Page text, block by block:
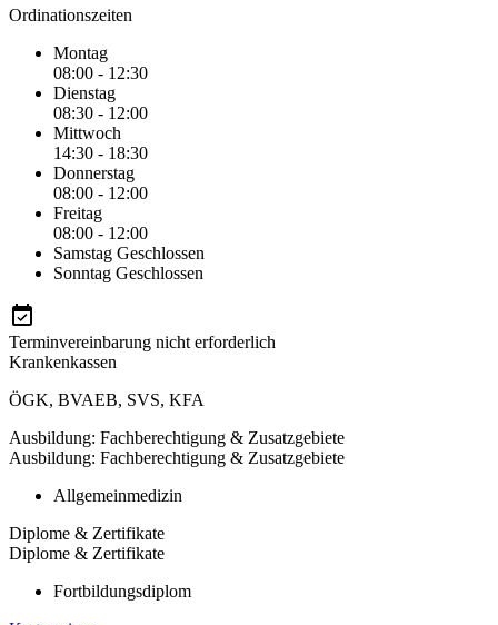
Ordinationszeiten
Montag
08:00 - 12:30
Dienstag
08:30 - 12:00
Mittwoch
14:30 - 18:30
Donnerstag
08:00 - 12:00
Freitag
08:00 - 12:00
Samstag Geschlossen
Sonntag Geschlossen
Terminvereinbarung nicht erforderlich
Krankenkassen
ÖGK, BVAEB, SVS, KFA
Ausbildung: Fachberechtigung & Zusatzgebiete
Ausbildung: Fachberechtigung & Zusatzgebiete
Allgemeinmedizin
Diplome & Zertifikate
Diplome & Zertifikate
Fortbildungsdiplom